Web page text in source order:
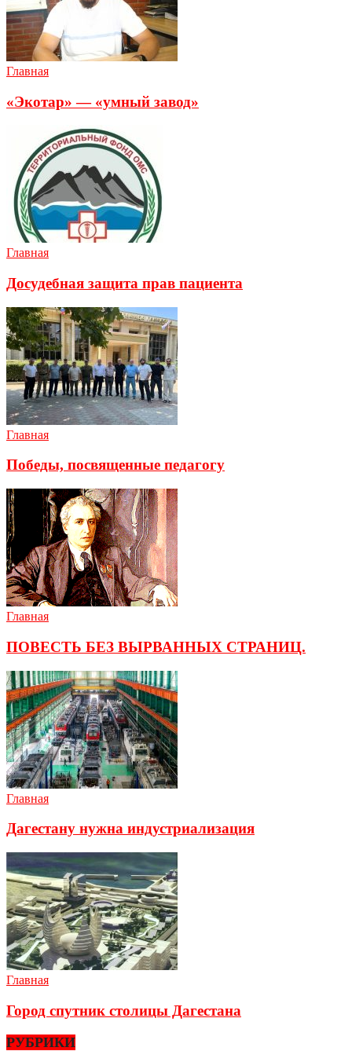
Главная
«Экотар» — «умный завод»
Главная
Досудебная защита прав пациента
Главная
Победы, посвященные педагогу
Главная
ПОВЕСТЬ БЕЗ ВЫРВАННЫХ СТРАНИЦ.
Главная
Дагестану нужна индустриализация
Главная
Город спутник столицы Дагестана
РУБРИКИ